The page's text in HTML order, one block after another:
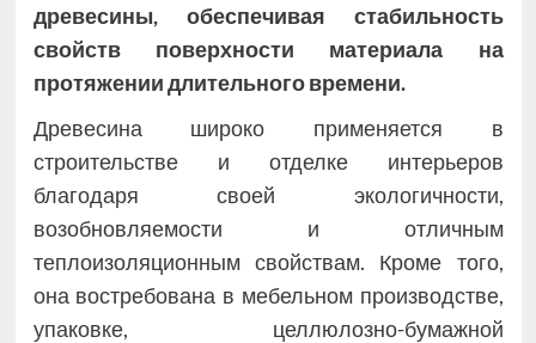
древесины, обеспечивая стабильность
свойств поверхности материала на
протяжении длительного времени.
Древесина широко применяется в
строительстве и отделке интерьеров
благодаря своей экологичности,
возобновляемости и отличным
теплоизоляционным свойствам. Кроме того,
она востребована в мебельном производстве,
упаковке, целлюлозно-бумажной